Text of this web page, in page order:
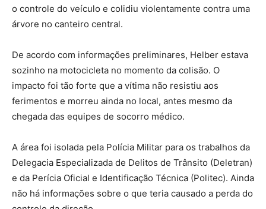
o controle do veículo e colidiu violentamente contra uma
árvore no canteiro central.
De acordo com informações preliminares, Helber estava
sozinho na motocicleta no momento da colisão. O
impacto foi tão forte que a vítima não resistiu aos
ferimentos e morreu ainda no local, antes mesmo da
chegada das equipes de socorro médico.
A área foi isolada pela Polícia Militar para os trabalhos da
Delegacia Especializada de Delitos de Trânsito (Deletran)
e da Perícia Oficial e Identificação Técnica (Politec). Ainda
não há informações sobre o que teria causado a perda do